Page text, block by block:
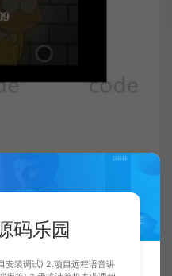
码乐园
安装调试) 2.项目远程语音讲